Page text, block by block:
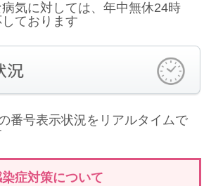
気に対しては、年中無休24時
ております
番号表示状況をリアルタイムで
症対策について